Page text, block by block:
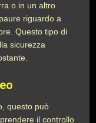
o in un altro
riguardo a
Questo tipo di
sicurezza
questo può
il controllo